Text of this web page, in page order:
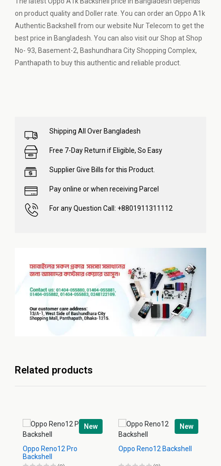
on product quality and Doller rate. You can order an Oppo A1k
Authentic Backshell from our website Nur Telecom to get the
best price in Bangladesh. You can also visit our Shop at Shop
No- 93, Basement-2, Bashundhara City Shopping Complex,
Panthapath to buy this authentic and reliable product.
Shipping All Over Bangladesh
Free 7-Day Return if Eligible, So Easy
Supplier Give Bills for this Product.
Pay online or when receiving Parcel
For any Question Call: +8801911311112
Related products
New
Oppo Reno12 Pro
Backshell
New
Oppo Reno12 Backshell